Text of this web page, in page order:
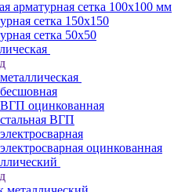
арматурная сетка 100х100 мм
сетка 150х150
сетка 50х50
оцинкованная
ВГП
оцинкованная